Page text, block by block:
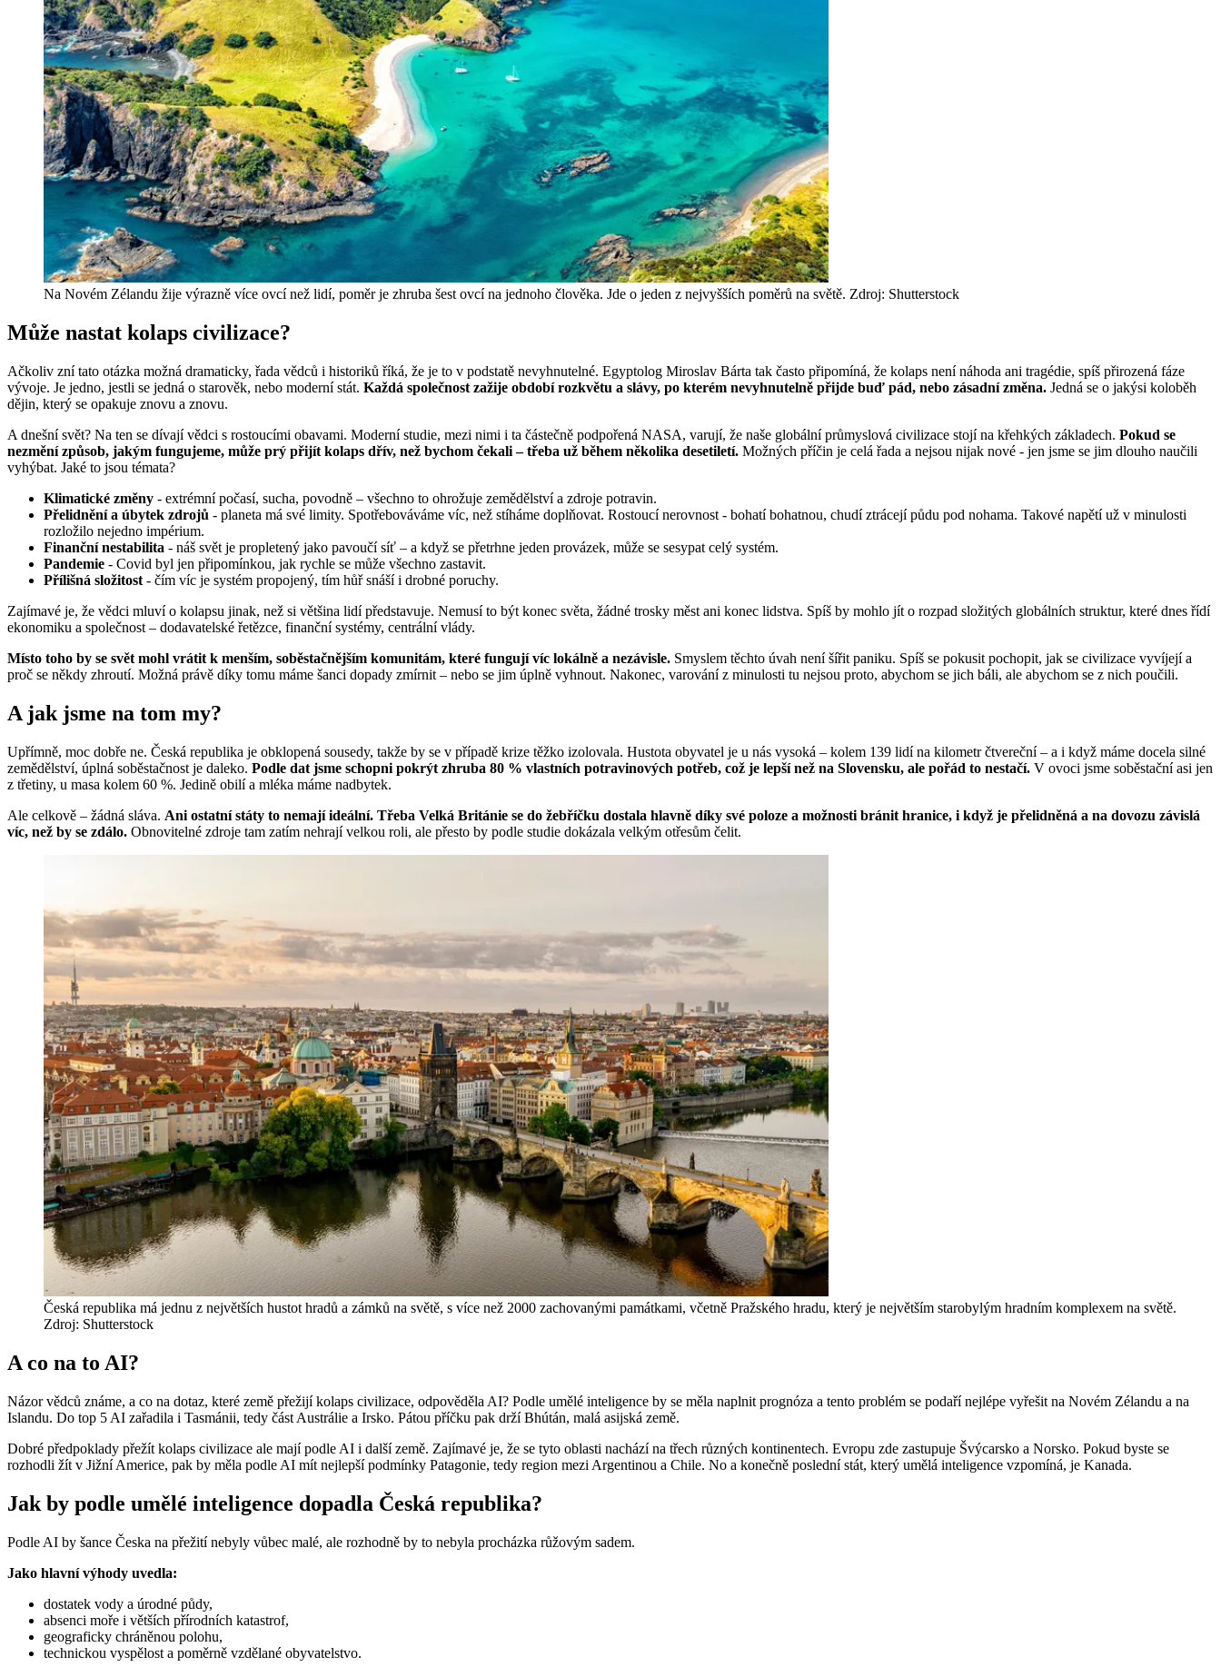
Na Novém Zélandu žije výrazně více ovcí než lidí, poměr je zhruba šest ovcí na jednoho člověka. Jde o jeden z nejvyšších poměrů na světě. Zdroj: Shutterstock
Může nastat kolaps civilizace?
Ačkoliv zní tato otázka možná dramaticky, řada vědců i historiků říká, že je to v podstatě nevyhnutelné. Egyptolog Miroslav Bárta tak často připomíná, že kolaps není náhoda ani tragédie, spíš přirozená fáze
vývoje. Je jedno, jestli se jedná o starověk, nebo moderní stát. Každá společnost zažije období rozkvětu a slávy, po kterém nevyhnutelně přijde buď pád, nebo zásadní změna. Jedná se o jakýsi koloběh
dějin, který se opakuje znovu a znovu.
A dnešní svět? Na ten se dívají vědci s rostoucími obavami. Moderní studie, mezi nimi i ta částečně podpořená NASA, varují, že naše globální průmyslová civilizace stojí na křehkých základech. Pokud se
nezmění způsob, jakým fungujeme, může prý přijít kolaps dřív, než bychom čekali – třeba už během několika desetiletí. Možných příčin je celá řada a nejsou nijak nové - jen jsme se jim dlouho naučili
vyhýbat. Jaké to jsou témata?
Klimatické změny - extrémní počasí, sucha, povodně – všechno to ohrožuje zemědělství a zdroje potravin.
Přelidnění a úbytek zdrojů - planeta má své limity. Spotřebováváme víc, než stíháme doplňovat. Rostoucí nerovnost - bohatí bohatnou, chudí ztrácejí půdu pod nohama. Takové napětí už v minulosti
rozložilo nejedno impérium.
Finanční nestabilita - náš svět je propletený jako pavoučí síť – a když se přetrhne jeden provázek, může se sesypat celý systém.
Pandemie - Covid byl jen připomínkou, jak rychle se může všechno zastavit.
Přílišná složitost - čím víc je systém propojený, tím hůř snáší i drobné poruchy.
Zajímavé je, že vědci mluví o kolapsu jinak, než si většina lidí představuje. Nemusí to být konec světa, žádné trosky měst ani konec lidstva. Spíš by mohlo jít o rozpad složitých globálních struktur, které dnes řídí
ekonomiku a společnost – dodavatelské řetězce, finanční systémy, centrální vlády.
Místo toho by se svět mohl vrátit k menším, soběstačnějším komunitám, které fungují víc lokálně a nezávisle. Smyslem těchto úvah není šířit paniku. Spíš se pokusit pochopit, jak se civilizace vyvíjejí a
proč se někdy zhroutí. Možná právě díky tomu máme šanci dopady zmírnit – nebo se jim úplně vyhnout. Nakonec, varování z minulosti tu nejsou proto, abychom se jich báli, ale abychom se z nich poučili.
A jak jsme na tom my?
Upřímně, moc dobře ne. Česká republika je obklopená sousedy, takže by se v případě krize těžko izolovala. Hustota obyvatel je u nás vysoká – kolem 139 lidí na kilometr čtvereční – a i když máme docela silné
zemědělství, úplná soběstačnost je daleko. Podle dat jsme schopni pokrýt zhruba 80 % vlastních potravinových potřeb, což je lepší než na Slovensku, ale pořád to nestačí. V ovoci jsme soběstační asi jen
z třetiny, u masa kolem 60 %. Jedině obilí a mléka máme nadbytek.
Ale celkově – žádná sláva. Ani ostatní státy to nemají ideální. Třeba Velká Británie se do žebříčku dostala hlavně díky své poloze a možnosti bránit hranice, i když je přelidněná a na dovozu závislá
víc, než by se zdálo. Obnovitelné zdroje tam zatím nehrají velkou roli, ale přesto by podle studie dokázala velkým otřesům čelit.
Česká republika má jednu z největších hustot hradů a zámků na světě, s více než 2000 zachovanými památkami, včetně Pražského hradu, který je největším starobylým hradním komplexem na světě.
Zdroj: Shutterstock
A co na to AI?
Názor vědců známe, a co na dotaz, které země přežijí kolaps civilizace, odpověděla AI? Podle umělé inteligence by se měla naplnit prognóza a tento problém se podaří nejlépe vyřešit na Novém Zélandu a na
Islandu. Do top 5 AI zařadila i Tasmánii, tedy část Austrálie a Irsko. Pátou příčku pak drží Bhútán, malá asijská země.
Dobré předpoklady přežít kolaps civilizace ale mají podle AI i další země. Zajímavé je, že se tyto oblasti nachází na třech různých kontinentech. Evropu zde zastupuje Švýcarsko a Norsko. Pokud byste se
rozhodli žít v Jižní Americe, pak by měla podle AI mít nejlepší podmínky Patagonie, tedy region mezi Argentinou a Chile. No a konečně poslední stát, který umělá inteligence vzpomíná, je Kanada.
Jak by podle umělé inteligence dopadla Česká republika?
Podle AI by šance Česka na přežití nebyly vůbec malé, ale rozhodně by to nebyla procházka růžovým sadem.
Jako hlavní výhody uvedla:
dostatek vody a úrodné půdy,
absenci moře i větších přírodních katastrof,
geograficky chráněnou polohu,
technickou vyspělost a poměrně vzdělané obyvatelstvo.